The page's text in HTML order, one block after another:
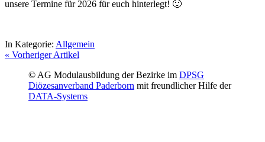
unsere Termine für 2026 für euch hinterlegt! 🙂
In Kategorie: Allgemein
« Vorheriger Artikel
© AG Modulausbildung der Bezirke im DPSG
Diözesanverband Paderborn mit freundlicher Hilfe der
DATA-Systems